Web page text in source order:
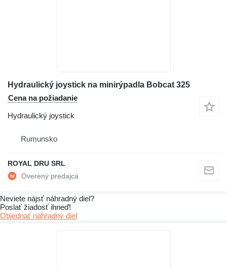
Hydraulický joystick na minirýpadla Bobcat 325
Cena na požiadanie
Hydraulický joystick
Rumunsko
ROYAL DRU SRL
Neviete nájsť náhradný diel?
Poslať žiadosť ihneď!
Objednať náhradný diel